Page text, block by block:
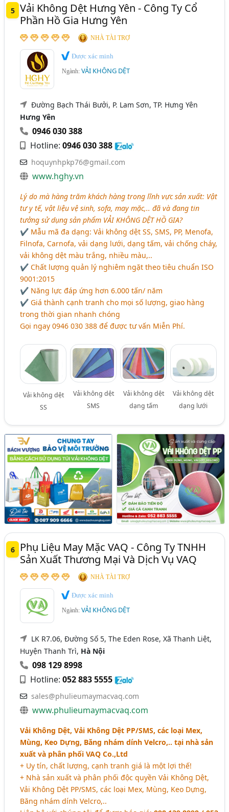
5 Vải Không Dệt Hưng Yên - Công Ty Cổ
Phần Hồ Gia Hưng Yên
NHÀ TÀI TRỢ
Được xác minh
Ngành:VẢI KHÔNG DỆT
Đường Bạch Thái Bưởi, P. Lam Sơn, TP. Hưng Yên
Hưng Yên
0946 030 388
Hotline:0946 030 388
hoquynhpkp76@gmail.com
www.hghy.vn
Lý do mà hàng trăm khách hàng trong lĩnh vực sản xuất: Vật
tư y tế, vật liệu vệ sinh, sofa, may mặc,.. đã và đang tin
tưởng sử dụng sản phẩm VẢI KHÔNG DỆT HỒ GIA?
✔ Mẫu mã đa dạng: Vải không dệt SS, SMS, PP, Menofa,
Filnofa, Carnofa, vải dạng lưới, dạng tấm, vải chống cháy,
vải không dệt màu trắng, nhiều màu,..
✔ Chất lượng quản lý nghiêm ngặt theo tiêu chuẩn ISO
9001:2015
✔ Năng lực đáp ứng hơn 6.000 tấn/ năm
✔ Giá thành cạnh tranh cho mọi số lượng, giao hàng
trong thời gian nhanh chóng
Gọi ngay 0946 030 388 để được tư vấn Miễn Phí.
Vải không dệt
SS
Vải không dệt
SMS
Vải không dệt
dạng tấm
Vải không dệt
dạng lưới
6
Phụ Liệu May Mặc VAQ - Công Ty TNHH
Sản Xuất Thương Mại Và Dịch Vụ VAQ
NHÀ TÀI TRỢ
Được xác minh
Ngành:VẢI KHÔNG DỆT
LK R7.06, Đường Số 5, The Eden Rose, Xã Thanh Liệt,
Huyện Thanh Trì, Hà Nội
098 129 8998
Hotline:052 883 5555
sales@phulieumaymacvaq.com
www.phulieumaymacvaq.com
Vải Không Dệt, Vải Không Dệt PP/SMS, các loại Mex,
Mùng, Keo Dựng, Băng nhám dính Velcro,.. tại nhà sản
xuất và phân phối VAQ Co.,Ltd
+ Uy tín, chất lượng, cạnh tranh giá là một lợi thế!
+ Nhà sản xuất và phân phối độc quyền Vải Không Dệt,
Vải Không Dệt PP/SMS, các loại Mex, Mùng, Keo Dựng,
Băng nhám dính Velcro,..